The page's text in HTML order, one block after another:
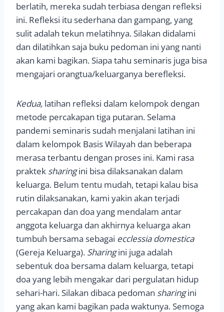
berlatih, mereka sudah terbiasa dengan refleksi
ini. Refleksi itu sederhana dan gampang, yang
sulit adalah tekun melatihnya. Silakan didalami
dan dilatihkan saja buku pedoman ini yang nanti
akan kami bagikan. Siapa tahu seminaris juga bisa
mengajari orangtua/keluarganya berefleksi.
Kedua, latihan refleksi dalam kelompok dengan
metode percakapan tiga putaran. Selama
pandemi seminaris sudah menjalani latihan ini
dalam kelompok Basis Wilayah dan beberapa
merasa terbantu dengan proses ini. Kami rasa
praktek sharingini bisa dilaksanakan dalam
keluarga. Belum tentu mudah, tetapi kalau bisa
rutin dilaksanakan, kami yakin akan terjadi
percakapan dan doa yang mendalam antar
anggota keluarga dan akhirnya keluarga akan
tumbuh bersama sebagai ecclessia domestica
(Gereja Keluarga). Sharingini juga adalah
sebentuk doa bersama dalam keluarga, tetapi
doa yang lebih mengakar dari pergulatan hidup
sehari-hari. Silakan dibaca pedoman sharingini
yang akan kami bagikan pada waktunya. Semoga